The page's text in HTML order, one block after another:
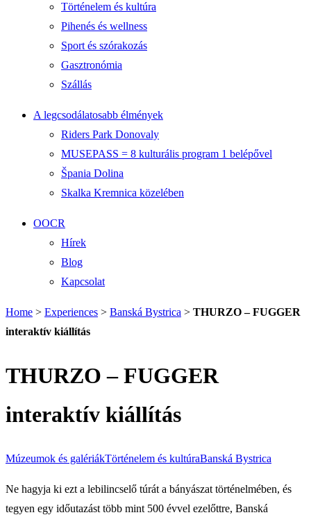
Történelem és kultúra
Pihenés és wellness
Sport és szórakozás
Gasztronómia
Szállás
A legcsodálatosabb élmények
Riders Park Donovaly
MUSEPASS = 8 kulturális program 1 belépővel
Špania Dolina
Skalka Kremnica közelében
OOCR
Hírek
Blog
Kapcsolat
Home > Experiences > Banská Bystrica > THURZO – FUGGER
interaktív kiállítás
THURZO – FUGGER
interaktív kiállítás
Múzeumok és galériákTörténelem és kultúraBanská Bystrica
Ne hagyja ki ezt a lebilincselő túrát a bányászat történelmében, és
tegyen egy időutazást több mint 500 évvel ezelőttre, Banská